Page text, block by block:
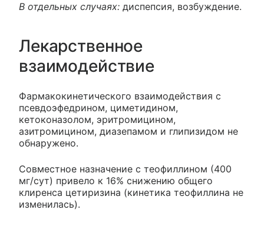
В отдельных случаях: диспепсия, возбуждение.
Лекарственное
взаимодействие
Фармакокинетического взаимодействия с
псевдоэфедрином, циметидином,
кетоконазолом, эритромицином,
азитромицином, диазепамом и глипизидом не
обнаружено.
Совместное назначение с теофиллином (400
мг/сут) привело к 16% снижению общего
клиренса цетиризина (кинетика теофиллина не
изменилась).